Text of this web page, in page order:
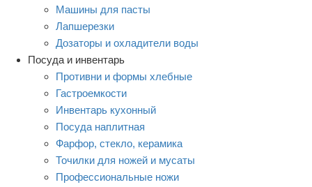
Машины для пасты
Лапшерезки
Дозаторы и охладители воды
Посуда и инвентарь
Противни и формы хлебные
Гастроемкости
Инвентарь кухонный
Посуда наплитная
Фарфор, стекло, керамика
Точилки для ножей и мусаты
Профессиональные ножи